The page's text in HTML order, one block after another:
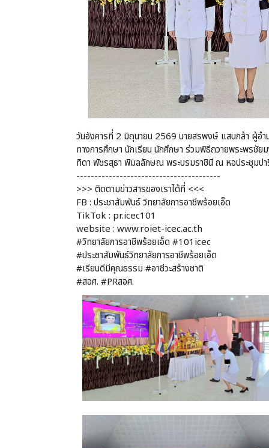
วันอังคารที่ 2 มิถุนายน 2569 นายสรพงษ์ แสนกล้า ผู้อ
ทางการศึกษา นักเรียน นักศึกษา ร่วมพิธีถวายพระพรชัย
ทิดา พัชรสุธา พิมลลักษณ พระบรมราชินี ณ หอประชุมปา
----------------------------------------
>>> ติดตามข่าวสารของเราได้ที่ <<<
FB : ประชาสัมพันธ์ วิทยาลัยการอาชีพร้อยเอ็ด
TikTok : pr.icec101
website : www.roiet-icec.ac.th
#วิทยาลัยการอาชีพร้อยเอ็ด #101icec
#ประชาสัมพันธ์วิทยาลัยการอาชีพร้อยเอ็ด
#เรียนดีมีคุณธรรม #อาชีวะสร้างชาติ
#สอศ. #PRสอศ.